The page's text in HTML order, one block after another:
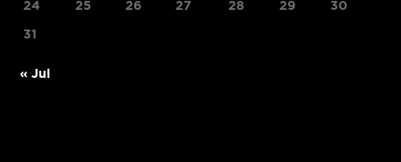
24 25 26 27 28 29 30
31
« Jul